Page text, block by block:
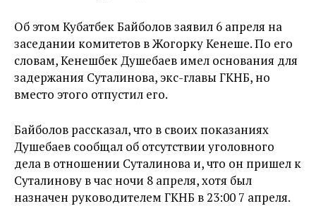
Об этом Кубатбек Байболов заявил 6 апреля на
заседании комитетов в Жогорку Кенеше. По его
словам, Кенешбек Душебаев имел основания для
задержания Суталинова, экс-главы ГКНБ, но
вместо этого отпустил его.
Байболов рассказал, что в своих показаниях
Душебаев сообщал об отсутствии уголовного
дела в отношении Суталинова и, что он пришел к
Суталинову в час ночи 8 апреля, хотя был
назначен руководителем ГКНБ в 23:00 7 апреля.